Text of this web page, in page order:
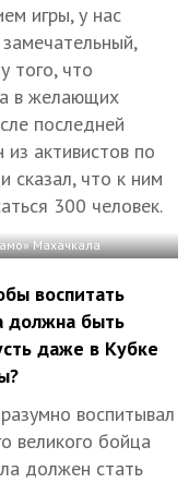
игры, у нас
того, что
в желающих
последней
активистов по
сказал, что к ним
300 человек.
Махачкала
воспитать
должна быть
даже в Кубке
воспитывал
великого бойца
должен стать